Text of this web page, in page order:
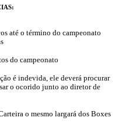
até o término do campeonato
do campeonato
é indevida, ele deverá procurar
o ocorido junto ao diretor de
o mesmo largará dos Boxes